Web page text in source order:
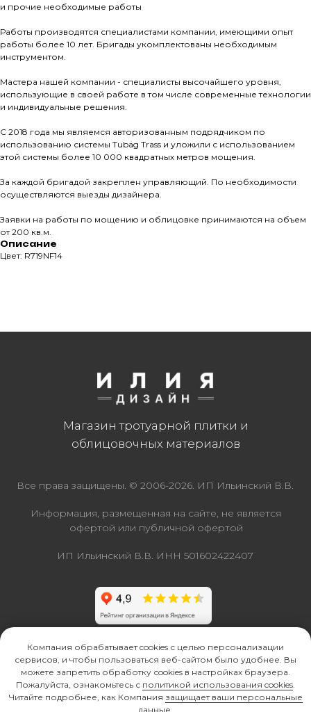
и прочие необходимые работы
Работы производятся специалистами компании, имеющими опыт
работы более 10 лет. Бригады укомплектованы необходимым
инструментом.
Мастера нашей компании - специалисты высочайшего уровня,
использующие в своей работе в том числе современные технологии
и индивидуальные решения.
С 2018 года мы являемся авторизованным подрядчиком по
использованию системы Tubag Trass и уложили с использованием
этой системы более 10 000 квадратных метров мощения.
За каждой бригадой закреплен управляющий. По необходимости
осуществляются выезды дизайнера.
Заявки на работы по мощению и облицовке принимаются на объем
от 200 кв.м.
Описание
Цвет: R719NF14
ИП Ильинский В.В. ИНН 501602422407
офертой или публичной офертой
Все права защищены. © 2006-2026. ИП Ильинский В.В.
Магазин тротуарной плитки и
Правила обработки персональных данных
Политика конфиденциальности
Компания обрабатывает cookies с целью персонализации
сервисов, и чтобы пользоваться веб-сайтом было удобнее. Вы
можете запретить обработку сookies в настройках браузера.
Пожалуйста, ознакомьтесь с политикой использования cookies.
Читайте подробнее, как Компания защищает ваши персональные
данные